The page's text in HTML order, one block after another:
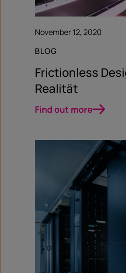
November 12, 2020
BLOG
Frictionless
Realität
Find out more